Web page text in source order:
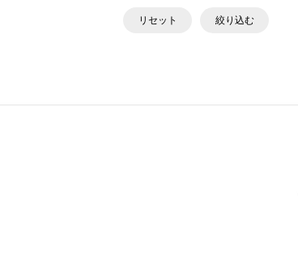
リセット 絞り込む